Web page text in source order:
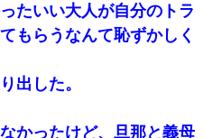
え？なんでなんで？」 → 放
タあんてな
のお金返してね(冗談)」息子
たいい大人が自分のトラ
もらうなんて恥ずかしく
出した。
かったけど、旦那と義母